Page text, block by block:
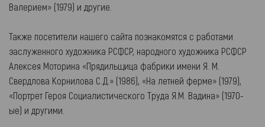
Валерием» (1979) и другие.
Также посетители нашего сайта познакомятся с работами
заслуженного художника РСФСР, народного художника РСФСР
Алексея Моторина «Прядильщица фабрики имени Я. М.
Свердлова Корнилова С.Д.» (1986), «На летней ферме» (1979),
«Портрет Героя Социалистического Труда Я.М. Вадина» (1970-
ые) и другими.